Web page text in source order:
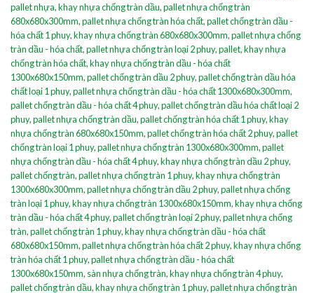
pallet nhựa,khay nhựa chống tràn dầu,pallet nhựa chống tràn
680x680x300mm,pallet nhựa chống tràn hóa chất,pallet chống tràn dầu -
hóa chất 1 phuy,khay nhựa chống tràn 680x680x300mm,pallet nhựa chống
tràn dầu - hóa chất,pallet nhựa chống tràn loại 2 phuy,pallet,khay nhựa
chống tràn hóa chất,khay nhựa chống tràn dầu - hóa chất
1300x680x150mm,pallet chống tràn dầu 2 phuy,pallet chống tràn dầu hóa
chất loại 1 phuy,pallet nhựa chống tràn dầu - hóa chất 1300x680x300mm,
pallet chống tràn dầu - hóa chất 4 phuy,pallet chống tràn dầu hóa chất loại 2
phuy,pallet nhựa chống tràn dầu,pallet chống tràn hóa chất 1 phuy,khay
nhựa chống tràn 680x680x150mm,pallet chống tràn hóa chất 2 phuy,pallet
chống tràn loại 1 phuy,pallet nhựa chống tràn 1300x680x300mm,pallet
nhựa chống tràn dầu - hóa chất 4 phuy,khay nhựa chống tràn dầu 2 phuy,
pallet chống tràn,pallet nhựa chống tràn 1 phuy,khay nhựa chống tràn
1300x680x300mm,pallet nhựa chống tràn dầu 2 phuy,pallet nhựa chống
tràn loại 1 phuy,khay nhựa chống tràn 1300x680x150mm,khay nhựa chống
tràn dầu - hóa chất 4 phuy,pallet chống tràn loại 2 phuy,pallet nhựa chống
tràn,pallet chống tràn 1 phuy,khay nhựa chống tràn dầu - hóa chất
680x680x150mm,pallet nhựa chống tràn hóa chất 2 phuy,khay nhựa chống
tràn hóa chất 1 phuy,pallet nhựa chống tràn dầu - hóa chất
1300x680x150mm, sàn nhựa chống tràn,khay nhựa chống tràn 4 phuy,
pallet chống tràn dầu,khay nhựa chống tràn 1 phuy,pallet nhựa chống tràn